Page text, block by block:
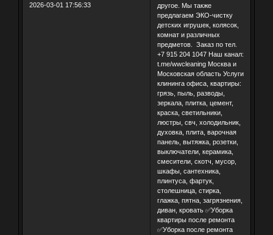
2026-03-01 17:56:33
другое. Мы также
предлагаем ЭКО-чистку
детских игрушек, колясок,
комнат и различных
предметов. Заказ по тел.
+7 915 204 1047 Наш канал:
t.me/wwcleaning Москва и
Московская область Услуги
клининга офиса, квартиры:
грязь, пыль, разводы,
зеркала, плитка, цемент,
краска, светильники,
люстры, свч, холодильник,
духовка, плита, варочная
панель, вытяжка, розетки,
выключатели, керамика,
смесители, скотч, мусор,
шкафы, сантехника,
плинтуса, фартук,
столешница, стирка,
глажка, пятна, загрязнения,
диван, кровать ✅Уборка
квартиры после ремонта
✅Уборка после ремонта